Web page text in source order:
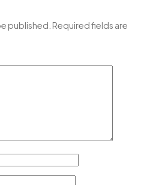
published. Required fields are